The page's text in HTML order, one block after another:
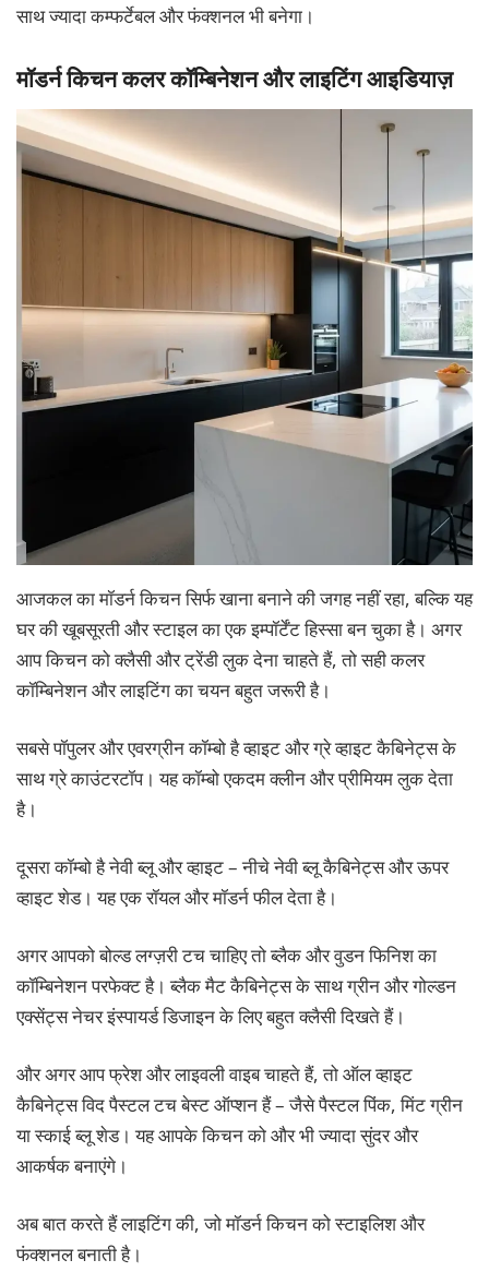
साथ ज्यादा कम्फर्टेबल और फंक्शनल भी बनेगा।
मॉडर्न किचन कलर कॉम्बिनेशन और लाइटिंग आइडियाज़
आजकल का मॉडर्न किचन सिर्फ खाना बनाने की जगह नहीं रहा, बल्कि यह
घर की खूबसूरती और स्टाइल का एक इम्पॉर्टेंट हिस्सा बन चुका है। अगर
आप किचन को क्लैसी और ट्रेंडी लुक देना चाहते हैं, तो सही कलर
कॉम्बिनेशन और लाइटिंग का चयन बहुत जरूरी है।
सबसे पॉपुलर और एवरग्रीन कॉम्बो है व्हाइट और ग्रे व्हाइट कैबिनेट्स के
साथ ग्रे काउंटरटॉप। यह कॉम्बो एकदम क्लीन और प्रीमियम लुक देता
है।
दूसरा कॉम्बो है नेवी ब्लू और व्हाइट – नीचे नेवी ब्लू कैबिनेट्स और ऊपर
व्हाइट शेड। यह एक रॉयल और मॉडर्न फील देता है।
अगर आपको बोल्ड लग्ज़री टच चाहिए तो ब्लैक और वुडन फिनिश का
कॉम्बिनेशन परफेक्ट है। ब्लैक मैट कैबिनेट्स के साथ ग्रीन और गोल्डन
एक्सेंट्स नेचर इंस्पायर्ड डिजाइन के लिए बहुत क्लैसी दिखते हैं।
और अगर आप फ्रेश और लाइवली वाइब चाहते हैं, तो ऑल व्हाइट
कैबिनेट्स विद पैस्टल टच बेस्ट ऑप्शन हैं – जैसे पैस्टल पिंक, मिंट ग्रीन
या स्काई ब्लू शेड। यह आपके किचन को और भी ज्यादा सुंदर और
आकर्षक बनाएंगे।
अब बात करते हैं लाइटिंग की, जो मॉडर्न किचन को स्टाइलिश और
फंक्शनल बनाती है।